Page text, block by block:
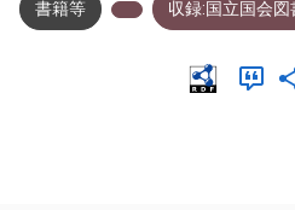
書籍等 収録:国立国会